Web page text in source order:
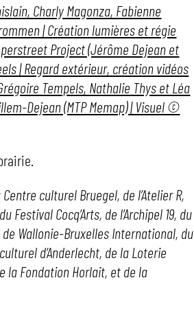
Charly Magonza, Fabienne
| Création lumières et régie
Project (Jérôme Dejean et
| Regard extérieur, création vidéos
Tempels, Nathalie Thys et Léa
Dejean (MTP Memap) | Visuel ©
culturel Bruegel, de l’Atelier R,
Festival Cocq’Arts, de l’Archipel 19, du
Wallonie-Bruxelles International, du
d’Anderlecht, de la Loterie
la Fondation Horlait, et de la